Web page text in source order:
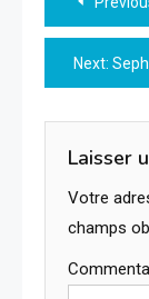
de
Next:
Laisser
Votre
champs